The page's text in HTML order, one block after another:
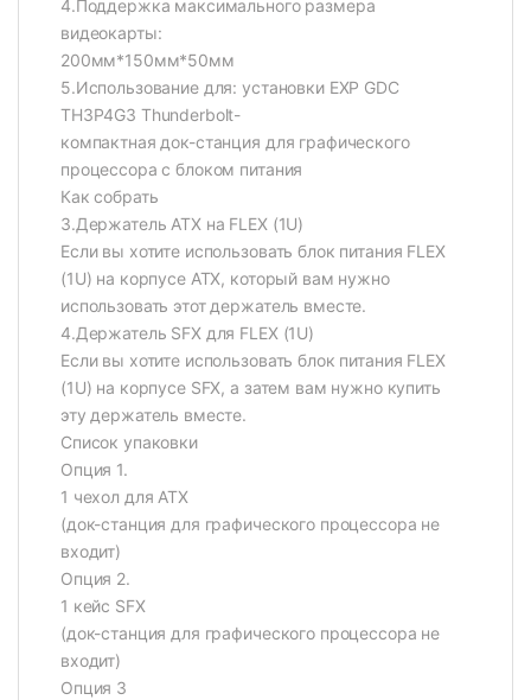
4.Поддержка максимального размера
видеокарты:
200мм*150мм*50мм
5.Использование для: установки EXP GDC
TH3P4G3 Thunderbolt-
компактная док-станция для графического
процессора с блоком питания
Как собрать
3.Держатель ATX на FLEX (1U)
Если вы хотите использовать блок питания FLEX
(1U) на корпусе ATX, который вам нужно
использовать этот держатель вместе.
4.Держатель SFX для FLEX (1U)
Если вы хотите использовать блок питания FLEX
(1U) на корпусе SFX, а затем вам нужно купить
эту держатель вместе.
Список упаковки
Опция 1.
1 чехол для ATX
(док-станция для графического процессора не
входит)
Опция 2.
1 кейс SFX
(док-станция для графического процессора не
входит)
Опция 3